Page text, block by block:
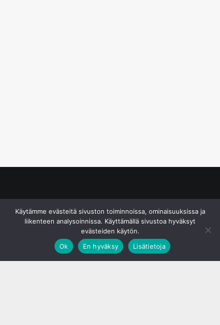
Käytämme evästeitä sivuston toiminnoissa, ominaisuuksissa ja
liikenteen analysoinnissa. Käyttämällä sivustoa hyväksyt
evästeiden käytön.
Ok
En hyväksy Lisätietoja